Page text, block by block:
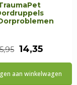
prijs
14,35
prijs
aan winkelwagen